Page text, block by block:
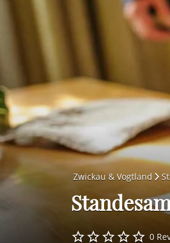
Zwickau & Vogtland
0